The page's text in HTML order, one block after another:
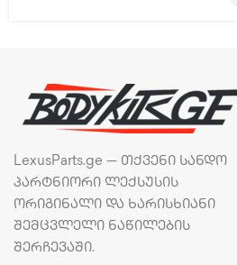
LexusParts.ge — თქვენი სანდო
პარტნიორი ლექსუსის
ორიგინალი და ხარისხიანი
შემცვლელი ნაწილების
შერჩევაში.